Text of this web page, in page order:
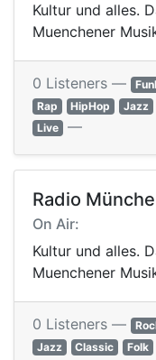
Kultur und alles.
Muenchener
0 Listeners —
Rap
HipHop Jazz
Live —
Radio
On Air:
Kultur und alles.
Muenchener
0 Listeners —
Jazz
Classic Folk